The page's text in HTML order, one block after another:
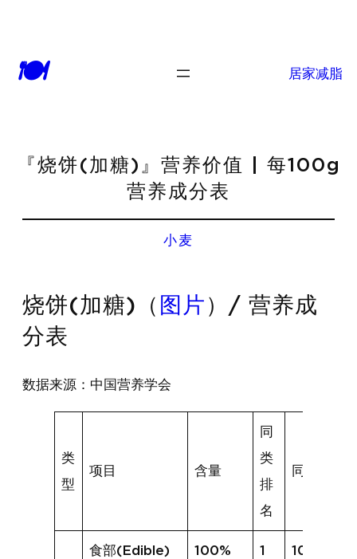
🍽 居家减脂
『烧饼(加糖)』营养价值 | 每100g
营养成分表
小麦
烧饼(加糖)（ 图片 ）/ 营养成
分表
数据来源：中国营养学会
类
型
项目 含量
同
类
排
名
同类均值
食部(Edible) 100% 1 100%